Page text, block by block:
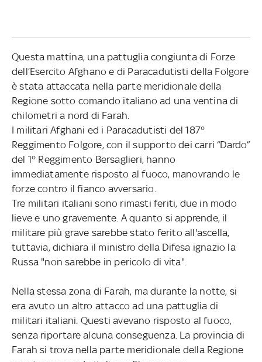
Questa mattina, una pattuglia congiunta di Forze
dell’Esercito Afghano e di Paracadutisti della Folgore
è stata attaccata nella parte meridionale della
Regione sotto comando italiano ad una ventina di
chilometri a nord di Farah.
I militari Afghani ed i Paracadutisti del 187°
Reggimento Folgore, con il supporto dei carri “Dardo”
del 1° Reggimento Bersaglieri, hanno
immediatamente risposto al fuoco, manovrando le
forze contro il fianco avversario.
Tre militari italiani sono rimasti feriti, due in modo
lieve e uno gravemente. A quanto si apprende, il
militare più grave sarebbe stato ferito all'ascella,
tuttavia, dichiara il ministro della Difesa ignazio la
Russa "non sarebbe in pericolo di vita".
Nella stessa zona di Farah, ma durante la notte, si
era avuto un altro attacco ad una pattuglia di
militari italiani. Questi avevano risposto al fuoco,
senza riportare alcuna conseguenza. La provincia di
Farah si trova nella parte meridionale della Regione